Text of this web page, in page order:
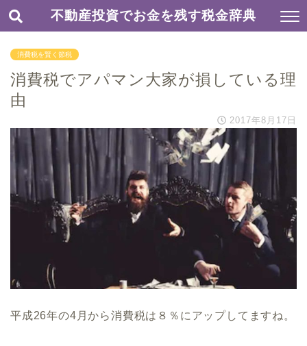
不動産投資でお金を残す税金辞典
消費税を賢く節税
消費税でアパマン大家が損している理
由
2017年8月17日
平成26年の4月から消費税は８％にアップしてますね。